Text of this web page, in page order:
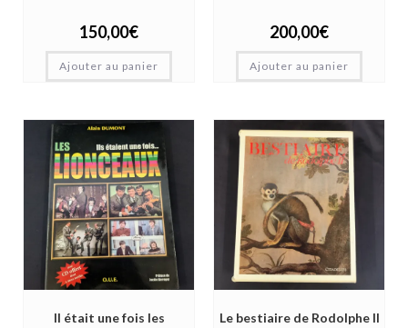
150,00€
Ajouter au panier
200,00€
Ajouter au panier
Il était une fois les
Le bestiaire de Rodolphe II